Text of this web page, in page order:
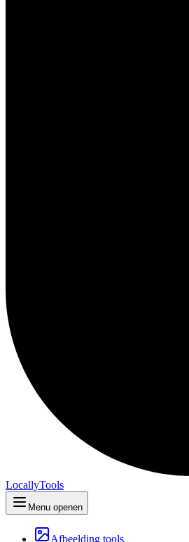
LocallyTools
Menu openen
Afbeelding tools